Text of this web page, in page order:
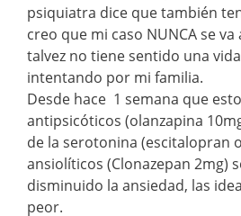
psiquiatra dice que también
creo que mi caso NUNCA se
talvez no tiene sentido una
intentando por mi familia.
Desde hace 1 semana que
antipsicóticos (olanzapina
de la serotonina (escitalopran
ansiolíticos (Clonazepan 2mg)
disminuido la ansiedad, las
peor.